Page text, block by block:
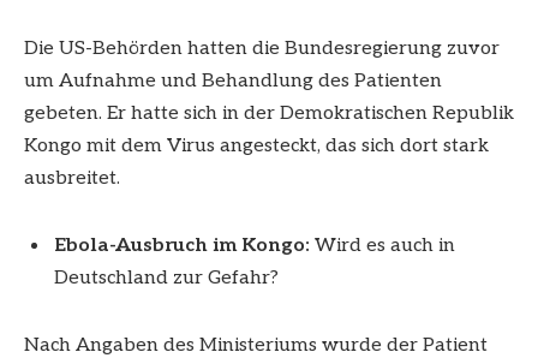
Die US-Behörden hatten die Bundesregierung zuvor
um Aufnahme und Behandlung des Patienten
gebeten. Er hatte sich in der Demokratischen Republik
Kongo mit dem Virus angesteckt, das sich dort stark
ausbreitet.
Ebola-Ausbruch im Kongo: Wird es auch in
Deutschland zur Gefahr?
Nach Angaben des Ministeriums wurde der Patient